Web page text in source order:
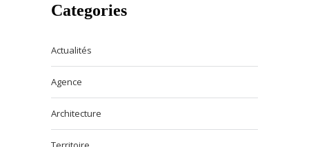
Categories
Actualités
Agence
Architecture